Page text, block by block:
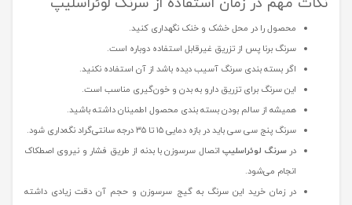
محصول را در محل خشک و خنک نگهداری کنید.
سرنگ برنا پس از تزریق غیرقابل استفاده دوباره است.
اگر بسته بندی سرنگ آسیب دیده باشد از آن استفاده نکنید.
این سرنگ برای تزریق دارو به بدن و خون‌گیری مناسب است.
همیشه از سالم بودن بسته بندی محصول اطمینان داشته باشید.
سرنگ پنج سی سی باید در بازه دمایی ۱۵ تا ۳۵ درجه سانتی‌گراد نگه‌داری شود.
درسرنگ لوئراسلیپ اتصال سرسوزن با بدنه از طریق فشار و نیروی اصطکاک
انجام می‌شود.
در زمان خرید این سرنگ به گیج سرسوزن و حجم آن دقت زیادی داشته